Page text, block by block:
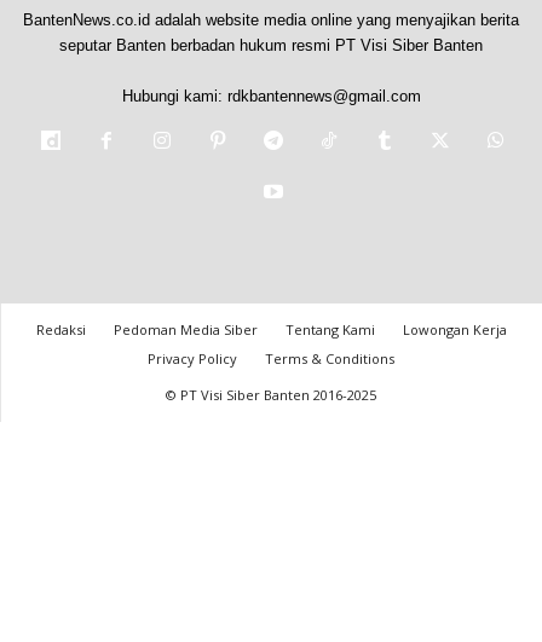
BantenNews.co.id adalah website media online yang menyajikan berita
seputar Banten berbadan hukum resmi PT Visi Siber Banten
Hubungi kami: rdkbantennews@gmail.com
Redaksi Pedoman Media Siber Tentang Kami
Lowongan Kerja
Privacy Policy
Terms & Conditions
© PT Visi Siber Banten 2016-2025